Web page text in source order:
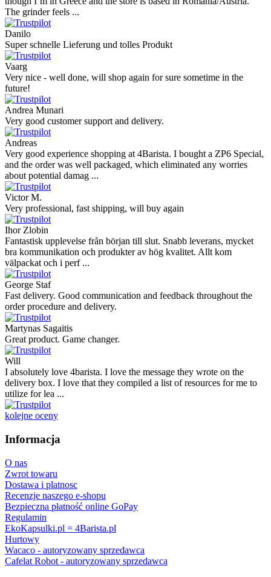
The grinder feels ...
Danilo
Super schnelle Lieferung und tolles Produkt
Vaarg
Very nice - well done, will shop again for sure sometime in the
future!
Andrea Munari
Very good customer support and delivery.
Andreas
Very good experience shopping at 4Barista. I bought a ZP6 Special,
and the order was well packaged, which eliminated any worries
about potential damag ...
Victor M.
Very professional, fast shipping, will buy again
Ihor Zlobin
Fantastisk upplevelse från början till slut. Snabb leverans, mycket
bra kommunikation och produkter av hög kvalitet. Allt kom
välpackat och i perf ...
George Staf
Fast delivery. Good communication and feedback throughout the
order procedure and delivery.
Martynas Sagaitis
Great product. Game changer.
Will
I absolutely love 4barista. I love the message they wrote on the
delivery box. I love that they compiled a list of resources for me to
utilize for lea ...
kolejne oceny
Informacja
O nas
Zwrot towaru
Dostawa i platnosc
Recenzje naszego e-shopu
Bezpieczna płatność online GoPay
Regulamin
EkoKapsulki.pl = 4Barista.pl
Hurtowy
Wacaco - autoryzowany sprzedawca
Cafelat Robot - autoryzowany sprzedawca